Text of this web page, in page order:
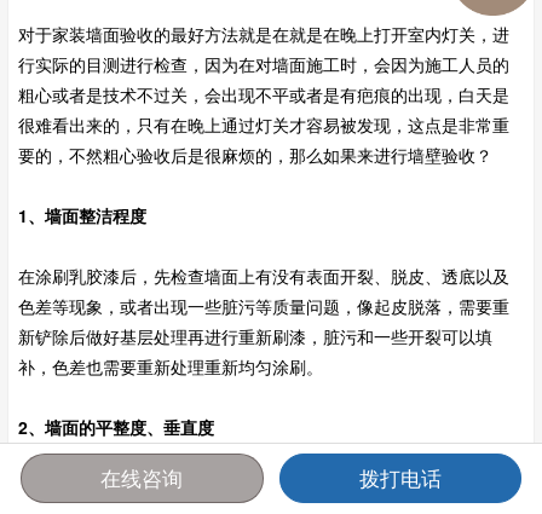
对于家装墙面验收的最好方法就是在就是在晚上打开室内灯关，进
行实际的目测进行检查，因为在对墙面施工时，会因为施工人员的
粗心或者是技术不过关，会出现不平或者是有疤痕的出现，白天是
很难看出来的，只有在晚上通过灯关才容易被发现，这点是非常重
要的，不然粗心验收后是很麻烦的，那么如果来进行墙壁验收？
1、墙面整洁程度
在涂刷乳胶漆后，先检查墙面上有没有表面开裂、脱皮、透底以及
色差等现象，或者出现一些脏污等质量问题，像起皮脱落，需要重
新铲除后做好基层处理再进行重新刷漆，脏污和一些开裂可以填
补，色差也需要重新处理重新均匀涂刷。
2、墙面的平整度、垂直度
检查墙面的平整度和垂直度，可以先目测，如果发现很不平整，可
首页 报价 电话 咨询
在线咨询 拨打电话